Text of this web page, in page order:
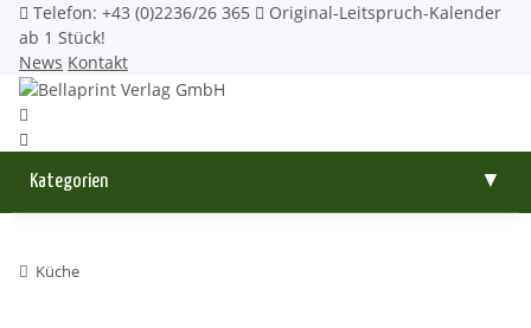
Telefon: +43 (0)2236/26 365
Original-Leitspruch-Kalender
ab 1 Stück!
News Kontakt
Kategorien ▼
Küche